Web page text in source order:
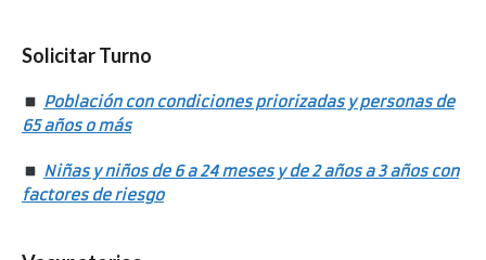
Solicitar Turno
Población con condiciones priorizadas y personas de
65 años o más
Niñas y niños de 6 a 24 meses y de 2 años a 3 años con
factores de riesgo